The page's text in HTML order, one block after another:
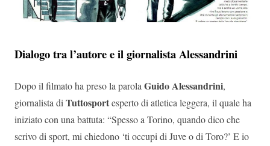
Dialogo tra l’autore e il giornalista Alessandrini
Dopo il filmato ha preso la parola Guido Alessandrini,
giornalista di Tuttosportesperto di atletica leggera, il quale ha
iniziato con una battuta: “Spesso a Torino, quando dico che
scrivo di sport, mi chiedono ‘ti occupi di Juve o di Toro?’ E io